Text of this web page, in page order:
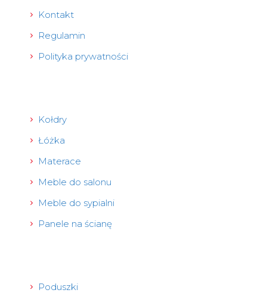
Kontakt
Regulamin
Polityka prywatności
Kołdry
Łóżka
Materace
Meble do salonu
Meble do sypialni
Panele na ścianę
Poduszki